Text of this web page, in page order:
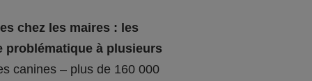
chez les maires : les
problématique à plusieurs
canines – plus de 160 000